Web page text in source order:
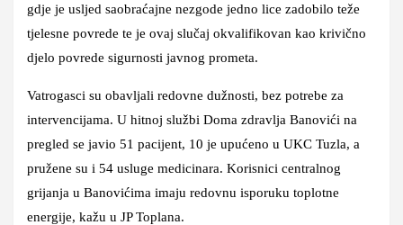
gdje je usljed saobraćajne nezgode jedno lice zadobilo teže
tjelesne povrede te je ovaj slučaj okvalifikovan kao krivično
djelo povrede sigurnosti javnog prometa.
Vatrogasci su obavljali redovne dužnosti, bez potrebe za
intervencijama. U hitnoj službi Doma zdravlja Banovići na
pregled se javio 51 pacijent, 10 je upućeno u UKC Tuzla, a
pružene su i 54 usluge medicinara. Korisnici centralnog
grijanja u Banovićima imaju redovnu isporuku toplotne
energije, kažu u JP Toplana.